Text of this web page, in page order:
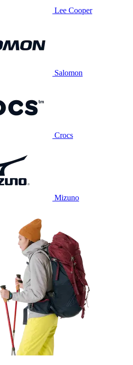
Lee Cooper
Salomon
Crocs
Mizuno